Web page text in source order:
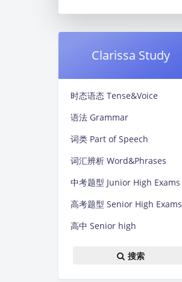
Clarissa Study
时态语态 Tense&Voice
语法 Grammar
词类 Part of Speech
词汇辨析 Word&Phrases
中考题型 Junior High Exams
高考题型 Senior High Exams
高中 Senior high
搜索